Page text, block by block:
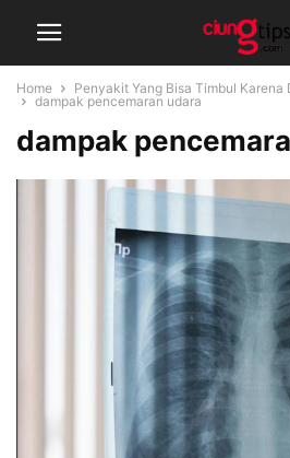
Home
Penyakit Yang Bisa Timbul Karena
dampak pencemaran udara
dampak